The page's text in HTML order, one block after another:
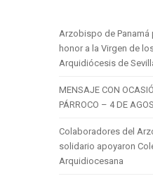
Arzobispo de Panamá
honor a la Virgen de
Arquidiócesis de
MENSAJE CON
PÁRROCO – 4 DE
Colaboradores del
solidario apoyaron
Arquidiocesana